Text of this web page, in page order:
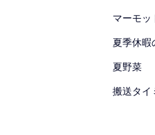
マーモッ
夏季休暇
夏野菜
搬送タイ